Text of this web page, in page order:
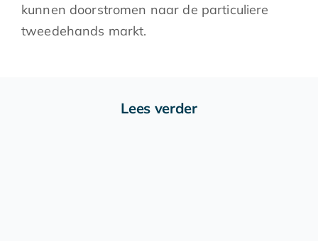
kunnen doorstromen naar de particuliere
tweedehands markt.
Lees verder